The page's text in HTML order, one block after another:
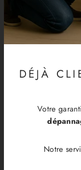
DÉJÀ
Votre
Notre